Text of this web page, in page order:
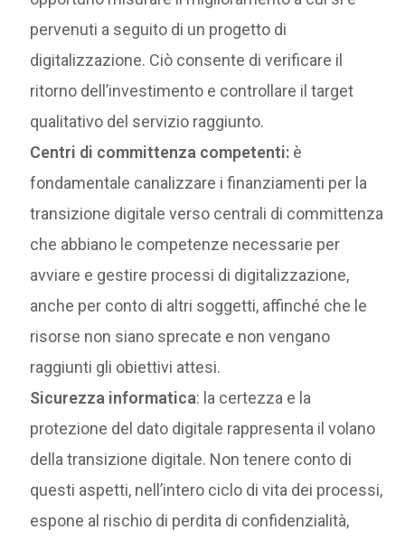
pervenuti a seguito di un progetto di
digitalizzazione. Ciò consente di verificare il
ritorno dell’investimento e controllare il target
qualitativo del servizio raggiunto.
Centri di committenza competenti: è
fondamentale canalizzare i finanziamenti per la
transizione digitale verso centrali di committenza
che abbiano le competenze necessarie per
avviare e gestire processi di digitalizzazione,
anche per conto di altri soggetti, affinché che le
risorse non siano sprecate e non vengano
raggiunti gli obiettivi attesi.
Sicurezza informatica: la certezza e la
protezione del dato digitale rappresenta il volano
della transizione digitale. Non tenere conto di
questi aspetti, nell’intero ciclo di vita dei processi,
espone al rischio di perdita di confidenzialità,